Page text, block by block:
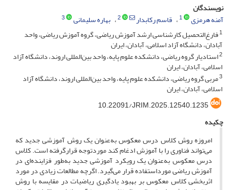
نویسندگان
آمنه هرمزی
1 قاسم رکابدار 2 بهاره سلیمانی
3
1فارغ‌التحصیل کارشناسی ارشد آموزش ریاضی، گروه آموزش ریاضی، واحد
آبادان، دانشگاه آزاد اسلامی، آبادان، ایران
2استادیار گروه ریاضی، دانشکده علوم پایه، واحد بین‌المللی اروند، دانشگاه آزاد
اسلامی، آبادان، ایران
3مربی گروه ریاضی، دانشکده علوم پایه، واحد بین‌المللی اروند، دانشگاه آزاد
اسلامی، آبادان، ایران
10.22091/JRIM.2025.12540.1235
چکیده
امروزه روش کلاس درس معکوس به‌عنوان یک روش آموزشی جدید که
می‌تواند فناوری را با آموزش ادغام کند موردتوجه قرارگرفته است. کلاس
درس معکوس به‌عنوان یک رویکرد آموزشی جدید به‌طور فزاینده‌ای در
آموزش ریاضی مورداستفاده قرار می‌گیرد. اگرچه مطالعات زیادی در مورد
اثربخشی کلاس معکوس بر بهبود یادگیری ریاضیات در مقایسه با روش